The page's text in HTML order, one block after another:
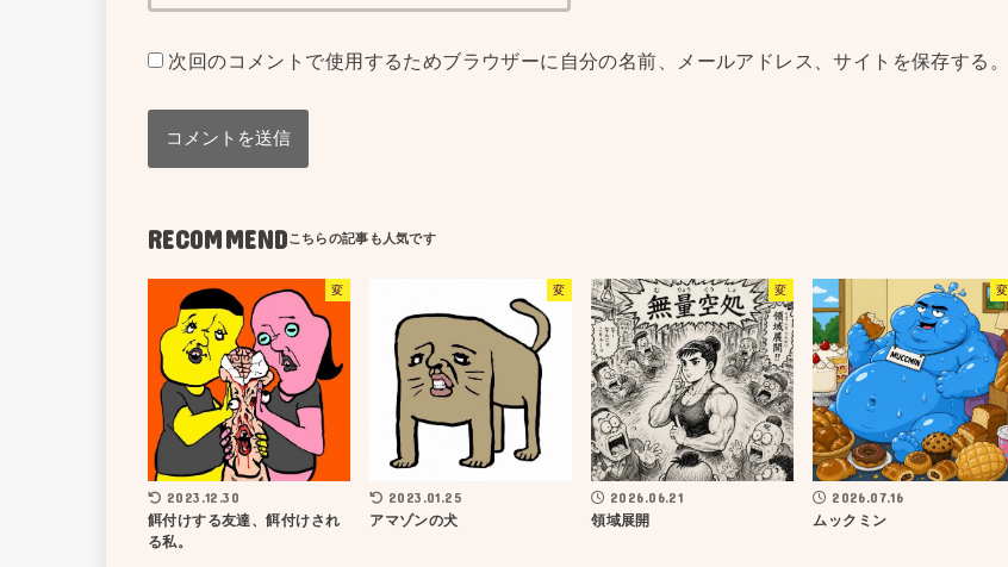
次回のコメントで使用するためブラウザーに自分の名前、メールアドレス、サイトを保存する。
RECOMMEND
変
2023.12.30
餌付けする友達、餌付けされ
る私。
変
2023.01.25
アマゾンの犬
変
2026.06.21
領域展開
変
2026.07.16
ムックミン